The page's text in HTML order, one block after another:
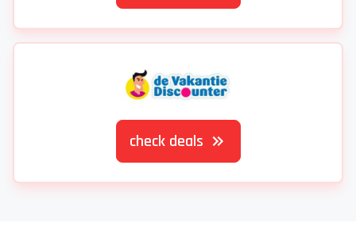
check deals